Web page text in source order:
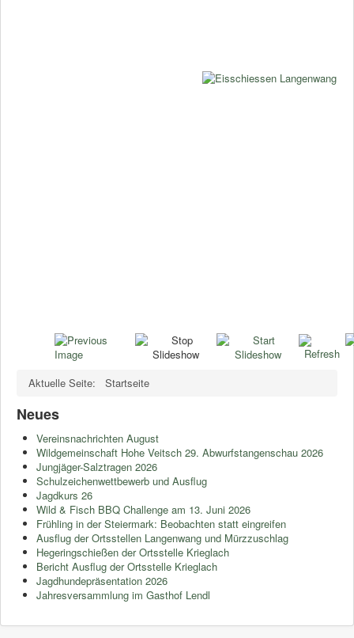
Aktuelle Seite: Startseite
Neues
Vereinsnachrichten August
Wildgemeinschaft Hohe Veitsch 29. Abwurfstangenschau 2026
Jungjäger-Salztragen 2026
Schulzeichenwettbewerb und Ausflug
Jagdkurs 26
Wild & Fisch BBQ Challenge am 13. Juni 2026
Frühling in der Steiermark: Beobachten statt eingreifen
Ausflug der Ortsstellen Langenwang und Mürzzuschlag
Hegeringschießen der Ortsstelle Krieglach
Bericht Ausflug der Ortsstelle Krieglach
Jagdhundepräsentation 2026
Jahresversammlung im Gasthof Lendl